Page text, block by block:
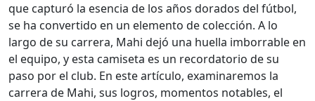
que capturó la esencia de los años dorados del fútbol,
se ha convertido en un elemento de colección. A lo
largo de su carrera, Mahi dejó una huella imborrable en
el equipo, y esta camiseta es un recordatorio de su
paso por el club. En este artículo, examinaremos la
carrera de Mahi, sus logros, momentos notables, el